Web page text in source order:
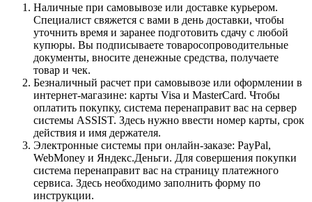
Наличные при самовывозе или доставке курьером.
Специалист свяжется с вами в день доставки, чтобы
уточнить время и заранее подготовить сдачу с любой
купюры. Вы подписываете товаросопроводительные
документы, вносите денежные средства, получаете
товар и чек.
Безналичный расчет при самовывозе или оформлении в
интернет-магазине: карты Visa и MasterCard. Чтобы
оплатить покупку, система перенаправит вас на сервер
системы ASSIST. Здесь нужно ввести номер карты, срок
действия и имя держателя.
Электронные системы при онлайн-заказе: PayPal,
WebMoney и Яндекс.Деньги. Для совершения покупки
система перенаправит вас на страницу платежного
сервиса. Здесь необходимо заполнить форму по
инструкции.